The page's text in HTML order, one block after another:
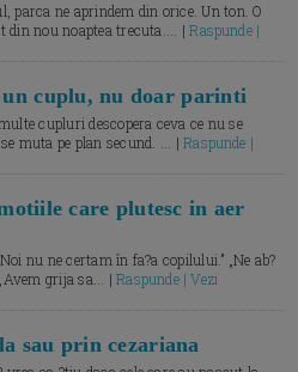
parca ne aprindem din orice. Un ton. O
din nou noaptea trecuta.... |Raspunde |
un cuplu, nu doar parinti
cupluri descopera ceva ce nu se
muta pe plan secund. ... |Raspunde |
care plutesc in aer
nu ne certam în fa?a copilului.” „Ne ab?
grija sa... |Raspunde | Vezi
sau prin cezariana